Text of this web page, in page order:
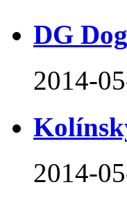
DG
2014-
2014-